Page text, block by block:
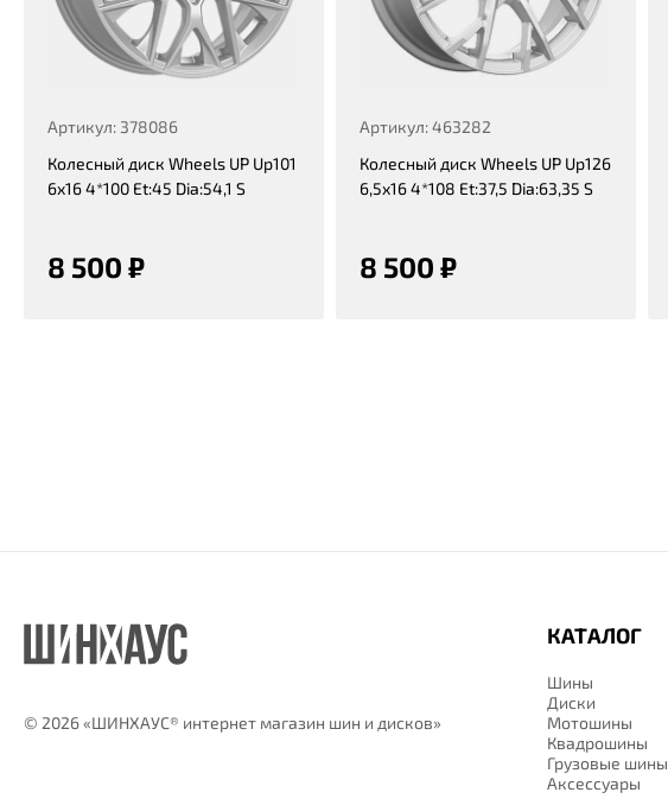
Артикул: 378086
Колесный диск Wheels UP Up101
6x16 4*100 Et:45 Dia:54,1 S
8 500 ₽
Артикул: 463282
Колесный диск Wheels UP Up126
6,5x16 4*108 Et:37,5 Dia:63,35 S
8 500 ₽
© 2026 «ШИНХАУС® интернет магазин шин и дисков»
КАТАЛОГ
Шины
Диски
Мотошины
Квадрошины
Грузовые шины
Аксессуары